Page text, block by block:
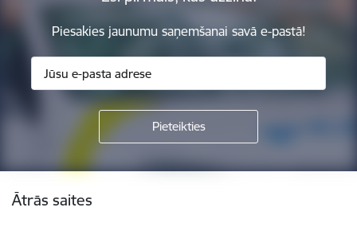
Piesakies jaunumu saņemšanai savā e-pastā!
Ātrās saites